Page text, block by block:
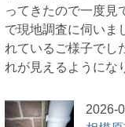
ってきたので一度見
で現地調査に伺いま
れているご様子でし
れが見えるようにな
2026-